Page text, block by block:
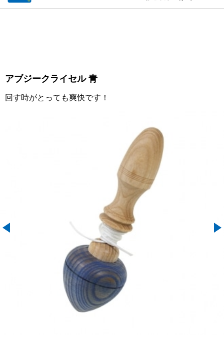
アブジークライセル 青
回す時がとっても爽快です！